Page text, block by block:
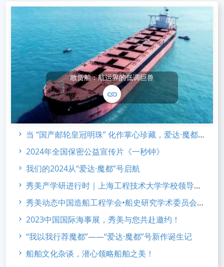
散货船：航运界的低调巨兽
当 “国产邮轮皇冠明珠” 化作掌心珍藏，爱达·魔都 合金系列 新品发布
2024年全国保密公益宣传片《一秒钟》
我们的2024从“爱达·魔都”号启航
秀美产学研进行时｜上海工程技术大学学校领导访企考察
秀美动态中国造船工程学会•船史研究学术委员会2023年会
2023中国国际海事展，秀美与您共赴邀约！
“我以我行荐魔都”——“爱达·魔都”号新作诞生记
船舶文化杂谈，潜心领略船舶之美！